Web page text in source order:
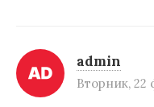
admin
Вторник, 22